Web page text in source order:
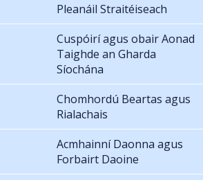
Pleanáil Straitéiseach
Cuspóirí agus obair Aonad
Taighde an Gharda
Síochána
Chomhordú Beartas agus
Rialachais
Acmhainní Daonna agus
Forbairt Daoine